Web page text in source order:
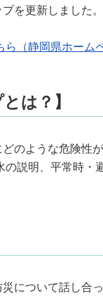
を更新しました。
ら（静岡県ホーム
は？】
のような危険性
説明、平常時・
について話し合